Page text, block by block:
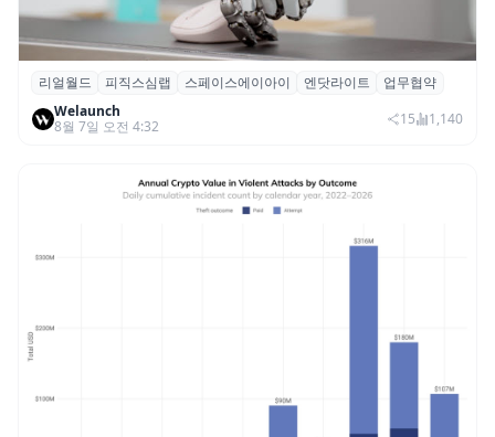
리얼월드, 로봇테크 스타트업 3곳과 손잡고
휴머노이드 표준 만든다
리얼월드 피직스심랩 스페이스에이아이 엔닷라이트
업무협약
Welaunch
8월 7일 오전 4:32
15 1,140